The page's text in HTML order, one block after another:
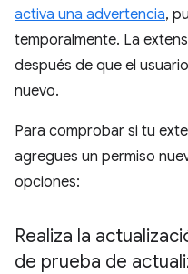
activa una advertencia,
temporalmente. La
después de que el
nuevo.
Para comprobar si tu
agregues un permiso
opciones:
Realiza la
de prueba de